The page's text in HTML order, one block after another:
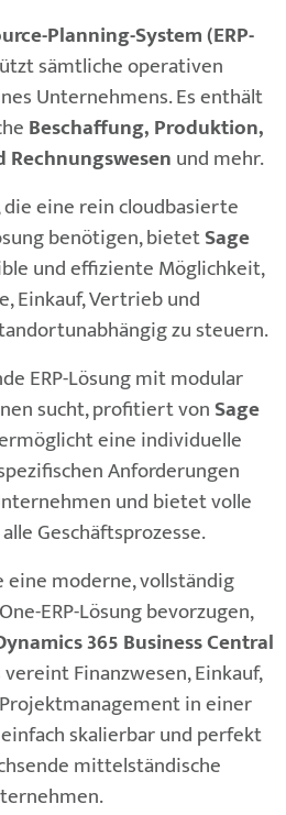
Planning-System (ERP-
sämtliche operativen
Unternehmens. Es enthält
Beschaffung, Produktion,
und mehr.
eine rein cloudbasierte
benötigen, bietetSage
und effiziente Möglichkeit,
Einkauf, Vertrieb und
zu steuern.
ERP-Lösung mit modular
sucht, profitiert vonSage
eine individuelle
Anforderungen
und bietet volle
Geschäftsprozesse.
moderne, vollständig
ERP-Lösung bevorzugen,
365 Business Central
Finanzwesen, Einkauf,
in einer
skalierbar und perfekt
mittelständische